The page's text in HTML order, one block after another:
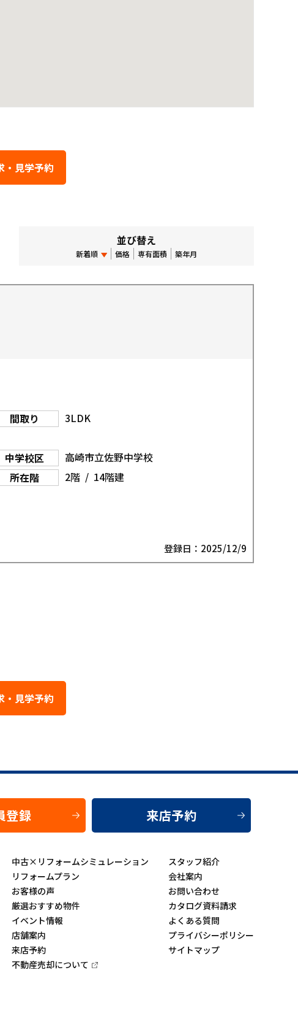
並び替え
新着順 価格 専有面積 築年月
間取り
3LDK
中学校区
高崎市立佐野中学校
所在階 2階 / 14階建
登録日：2025/12/9
登録 来店予約
中古×リフォームシミュレーション
リフォームプラン
お客様の声
厳選おすすめ物件
イベント情報
店舗案内
来店予約
不動産売却について
スタッフ紹介
会社案内
お問い合わせ
カタログ資料請求
よくある質問
プライバシーポリシー
サイトマップ